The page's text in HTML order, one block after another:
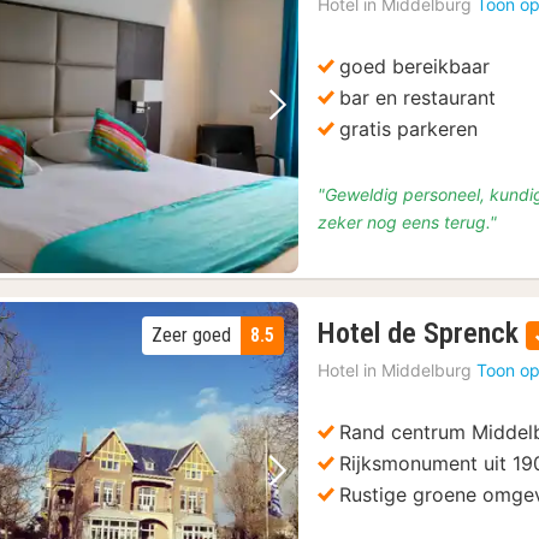
Vorige foto Volgende foto
Hotel in Middelburg Toon
goed bereikbaar
bar en restaurant
gratis parkeren
"Geweldig personeel,
zeker nog eens terug."
Vorige foto Volgende foto
8.5
Zeer goed Hotel de Sprenck 1
€
Hotel in Middelburg Toon
Rand centrum
Rijksmonument uit
Rustige groene